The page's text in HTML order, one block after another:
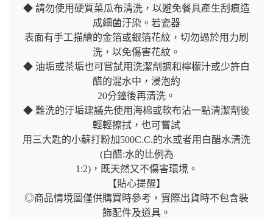
◆ 請勿使用硬質菜瓜布清洗，以避免餐具產生刮痕造
成細菌汙染。若瓷器
表面有手工描繪的金箔或銀箔花紋，切勿過於用力刷
洗，以免傷害花紋。
◆ 油垢或茶垢也可嘗試用洗潔劑調和檸檬汁或少許白
醋的混水中，浸泡約
20分鐘後再清洗。
◆ 難洗的汙垢建議先使用海棉或軟布沾一點清潔劑後
輕輕擦拭，也可嘗試
用三大匙的小蘇打粉加500C.C.的水或者用白醋水清洗
(白醋:水的比例為
1:2)，既天然又不傷害環境。
【貼心提醒】
◎商品情境圖僅供購買時參考，實際出貨時不包含裝
飾配件及道具。